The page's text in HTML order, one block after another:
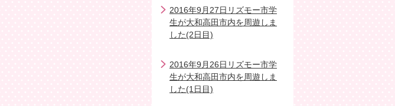
2016年9月27日リズモー市学
生が大和高田市内を周遊しま
した(2日目)
2016年9月26日リズモー市学
生が大和高田市内を周遊しま
した(1日目)